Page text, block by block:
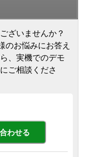
ざいませんか？
のお悩みにお答え
、実機でのデモ
ご相談くださ
わせる